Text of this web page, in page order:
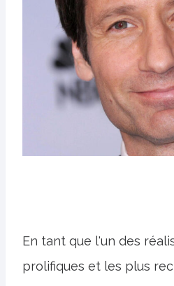
En tant que l'un des
prolifiques et les plus